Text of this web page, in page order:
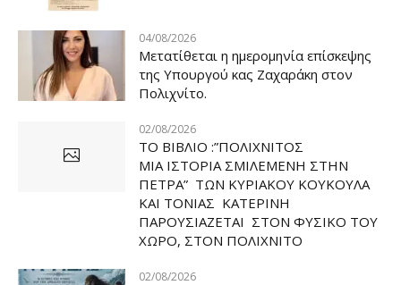
04/08/2026
Μετατίθεται η ημερομηνία επίσκεψης
της Υπουργού κας Ζαχαράκη στον
Πολιχνίτο.
02/08/2026
ΤΟ ΒΙΒΛΙΟ :”ΠΟΛΙΧΝΙΤΟΣ
ΜΙΑ ΙΣΤΟΡΙΑ ΣΜΙΛΕΜΕΝΗ ΣΤΗΝ
ΠΕΤΡΑ” ΤΩΝ ΚΥΡΙΑΚΟΥ ΚΟΥΚΟΥΛΑ
ΚΑΙ ΤΟΝΙΑΣ ΚΑΤΕΡΙΝΗ
ΠΑΡΟΥΣΙΑΖΕΤΑΙ ΣΤΟΝ ΦΥΣΙΚΟ ΤOY
ΧΩΡΟ, ΣΤΟΝ ΠΟΛΙΧΝΙΤΟ
02/08/2026